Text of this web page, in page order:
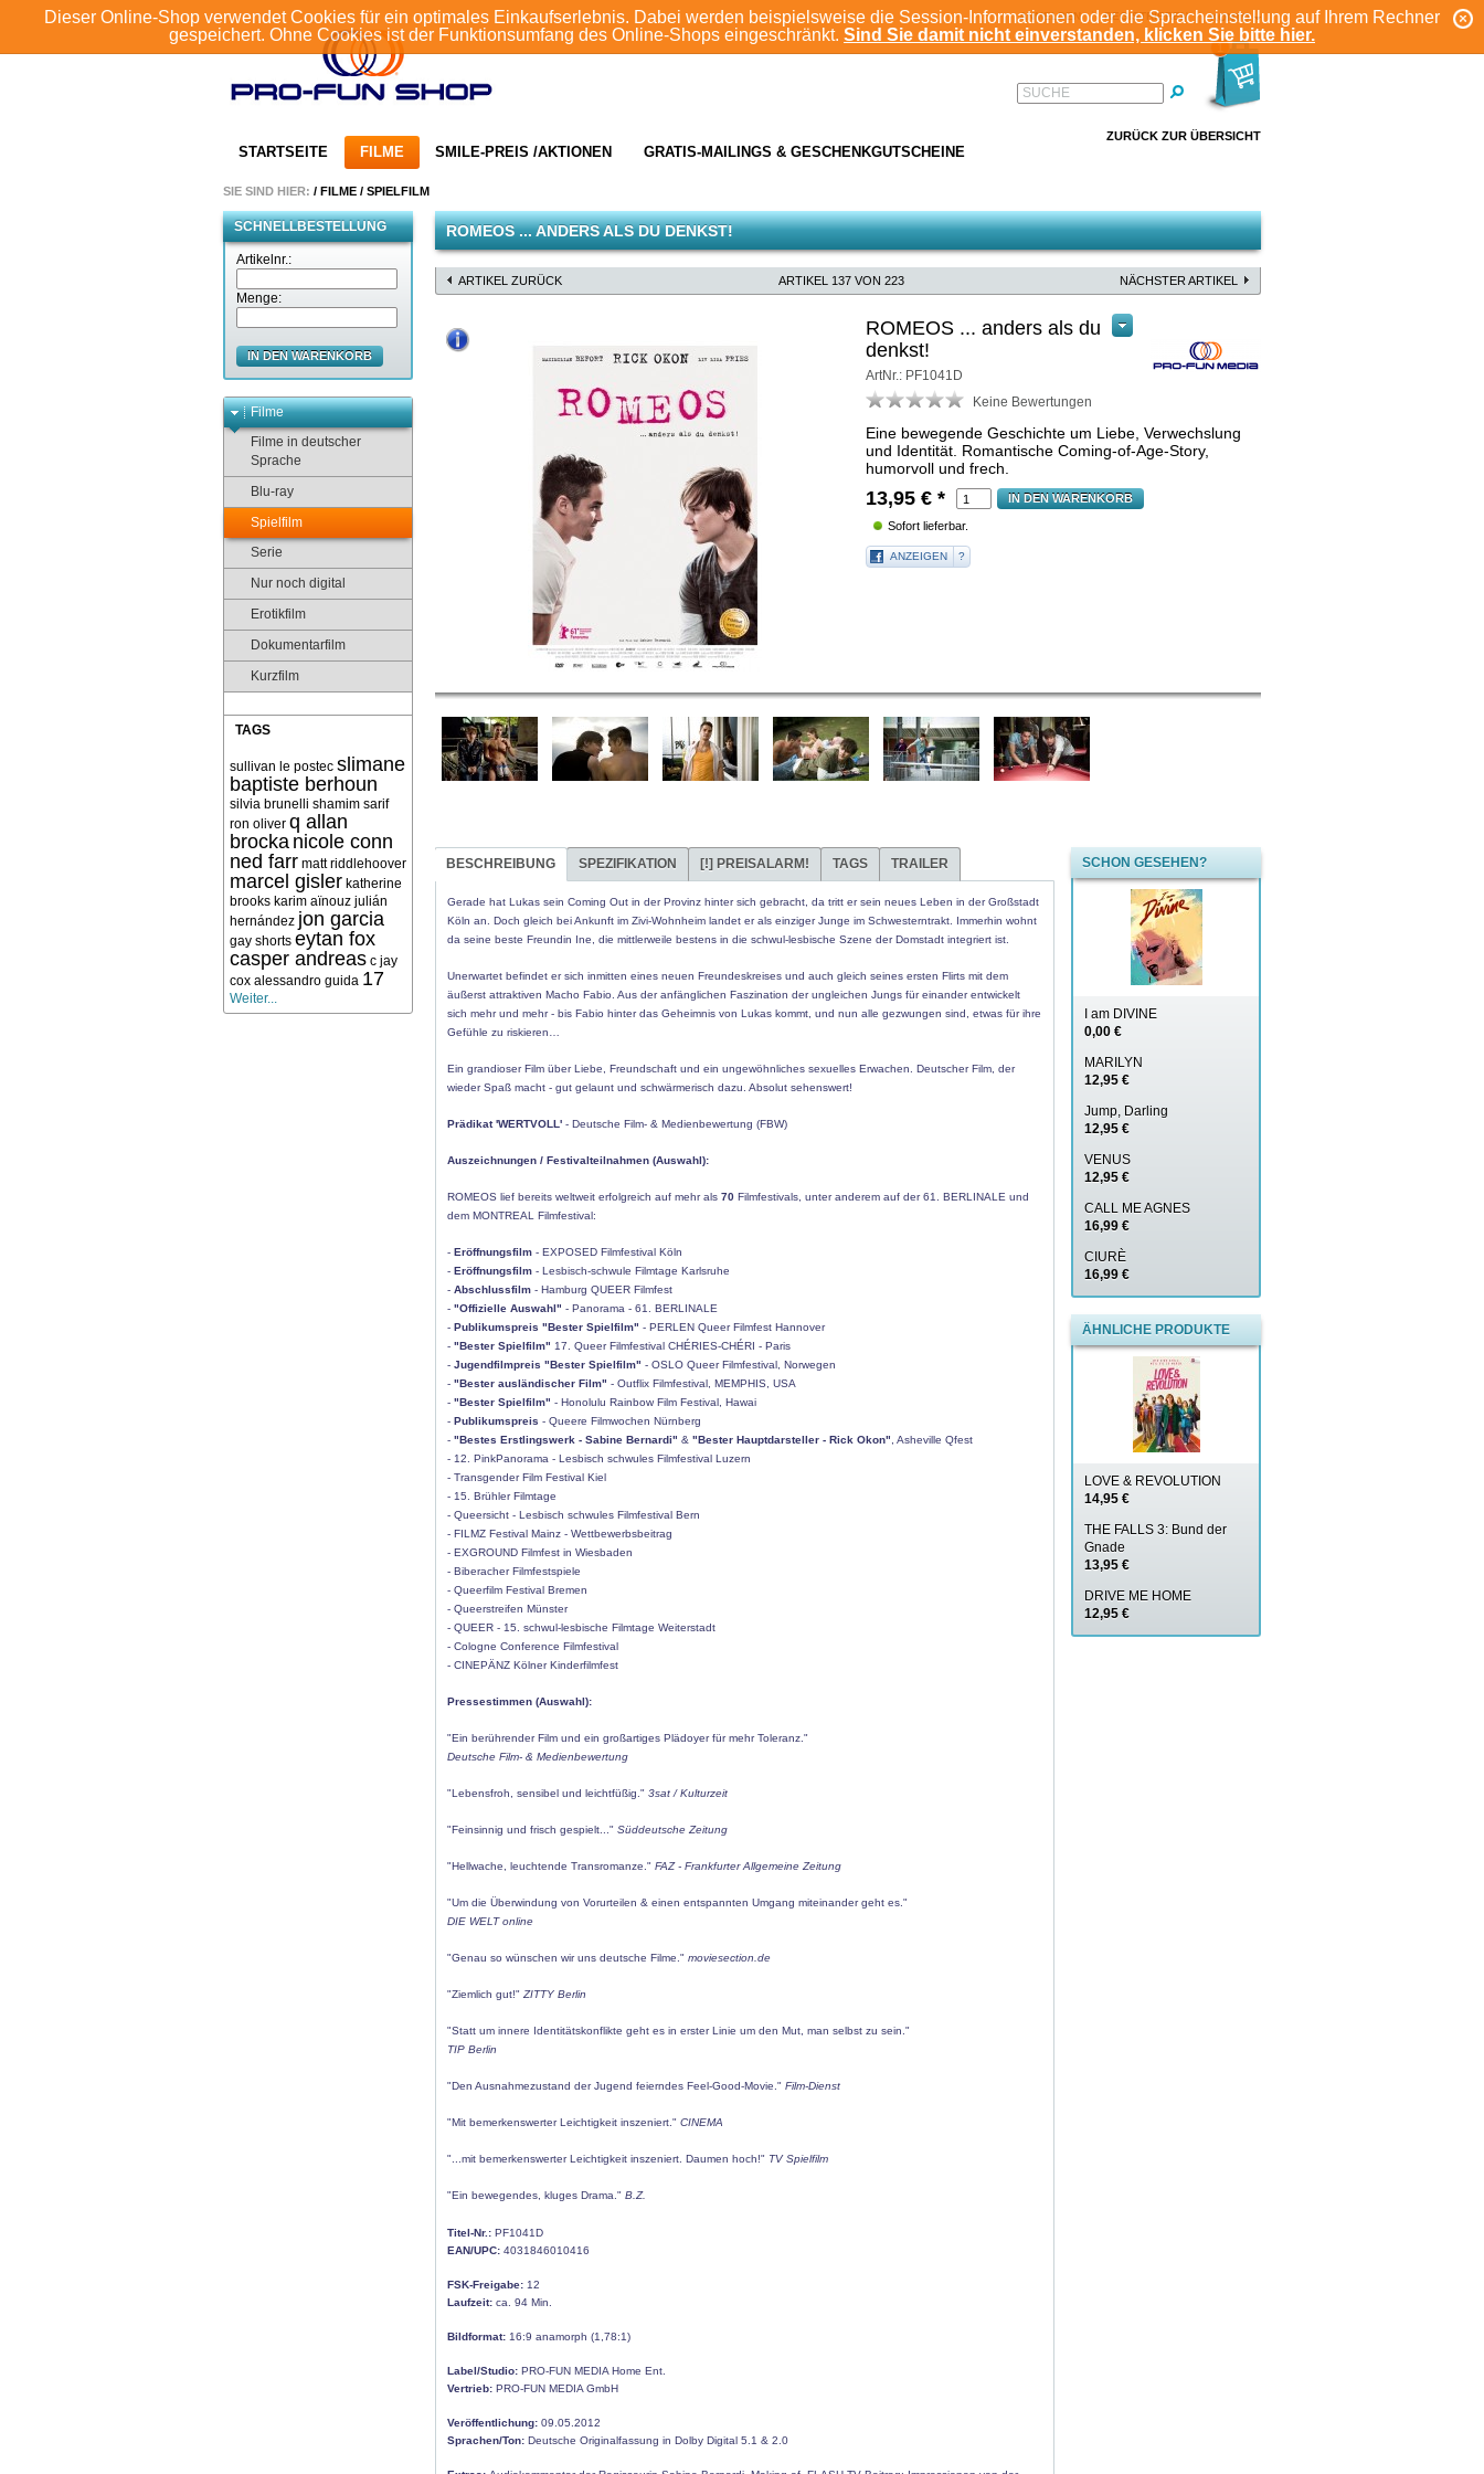
Dieser Online-Shop verwendet Cookies für ein optimales Einkaufserlebnis. Dabei werden beispielsweise die Session-Informationen oder die Spracheinstellung auf Ihrem Rechner
gespeichert. Ohne Cookies ist der Funktionsumfang des Online-Shops eingeschränkt. Sind Sie damit nicht einverstanden, klicken Sie bitte hier.
KONTO
ANMELDEN REGISTRIEREN
STARTSEITE FILME SMILE-PREIS /AKTIONEN GRATIS-MAILINGS & GESCHENKGUTSCHEINE
1
SUCHE
SIE SIND HIER: / FILME / SPIELFILM
SCHNELLBESTELLUNG
Artikelnr.:
Menge:
IN DEN WARENKORB
Filme
Filme in deutscher
Sprache
Blu-ray
Spielfilm
Serie
Nur noch digital
Erotikfilm
Dokumentarfilm
Kurzfilm
TAGS
sullivan le postec slimane
baptiste berhoun
silvia brunelli shamim sarif
ron oliver q allan
brocka nicole conn
ned farr matt riddlehoover
marcel gisler katherine
brooks karim aïnouz julián
hernández jon garcia
gay shorts eytan fox
casper andreas c jay
cox alessandro guida 17
Weiter...
ZURÜCK ZUR ÜBERSICHT
ROMEOS ... ANDERS ALS DU DENKST!
ARTIKEL ZURÜCK ARTIKEL 137 VON 223 NÄCHSTER ARTIKEL
ROMEOS ... anders als du
denkst!
ArtNr.: PF1041D
Keine Bewertungen
Eine bewegende Geschichte um Liebe, Verwechslung
und Identität. Romantische Coming-of-Age-Story,
humorvoll und frech.
13,95 € * IN DEN WARENKORB
Sofort lieferbar.
ANZEIGEN ?
BESCHREIBUNG SPEZIFIKATION [!] PREISALARM! TAGS TRAILER
Gerade hat Lukas sein Coming Out in der Provinz hinter sich gebracht, da tritt er sein neues Leben in der Großstadt
Köln an. Doch gleich bei Ankunft im Zivi-Wohnheim landet er als einziger Junge im Schwesterntrakt. Immerhin wohnt
da seine beste Freundin Ine, die mittlerweile bestens in die schwul-lesbische Szene der Domstadt integriert ist.
Unerwartet befindet er sich inmitten eines neuen Freundeskreises und auch gleich seines ersten Flirts mit dem
äußerst attraktiven Macho Fabio. Aus der anfänglichen Faszination der ungleichen Jungs für einander entwickelt
sich mehr und mehr - bis Fabio hinter das Geheimnis von Lukas kommt, und nun alle gezwungen sind, etwas für ihre
Gefühle zu riskieren…
Ein grandioser Film über Liebe, Freundschaft und ein ungewöhnliches sexuelles Erwachen. Deutscher Film, der
wieder Spaß macht - gut gelaunt und schwärmerisch dazu. Absolut sehenswert!
Prädikat 'WERTVOLL' - Deutsche Film- & Medienbewertung (FBW)
Auszeichnungen / Festivalteilnahmen (Auswahl):
ROMEOS lief bereits weltweit erfolgreich auf mehr als 70 Filmfestivals, unter anderem auf der 61. BERLINALE und
dem MONTREAL Filmfestival:
- Eröffnungsfilm - EXPOSED Filmfestival Köln
- Eröffnungsfilm - Lesbisch-schwule Filmtage Karlsruhe
- Abschlussfilm - Hamburg QUEER Filmfest
- "Offizielle Auswahl" - Panorama - 61. BERLINALE
- Publikumspreis "Bester Spielfilm" - PERLEN Queer Filmfest Hannover
- "Bester Spielfilm" 17. Queer Filmfestival CHÉRIES-CHÉRI - Paris
- Jugendfilmpreis "Bester Spielfilm" - OSLO Queer Filmfestival, Norwegen
- "Bester ausländischer Film" - Outflix Filmfestival, MEMPHIS, USA
- "Bester Spielfilm" - Honolulu Rainbow Film Festival, Hawai
- Publikumspreis - Queere Filmwochen Nürnberg
- "Bestes Erstlingswerk - Sabine Bernardi" & "Bester Hauptdarsteller - Rick Okon" , Asheville Qfest
- 12. PinkPanorama - Lesbisch schwules Filmfestival Luzern
- Transgender Film Festival Kiel
- 15. Brühler Filmtage
- Queersicht - Lesbisch schwules Filmfestival Bern
- FILMZ Festival Mainz - Wettbewerbsbeitrag
- EXGROUND Filmfest in Wiesbaden
- Biberacher Filmfestspiele
- Queerfilm Festival Bremen
- Queerstreifen Münster
- QUEER - 15. schwul-lesbische Filmtage Weiterstadt
- Cologne Conference Filmfestival
- CINEPÄNZ Kölner Kinderfilmfest
Pressestimmen (Auswahl):
"Ein berührender Film und ein großartiges Plädoyer für mehr Toleranz."
Deutsche Film- & Medienbewertung
"Lebensfroh, sensibel und leichtfüßig." 3sat / Kulturzeit
"Feinsinnig und frisch gespielt..." Süddeutsche Zeitung
"Hellwache, leuchtende Transromanze." FAZ - Frankfurter Allgemeine Zeitung
"Um die Überwindung von Vorurteilen & einen entspannten Umgang miteinander geht es."
DIE WELT online
"Genau so wünschen wir uns deutsche Filme." moviesection.de
"Ziemlich gut!" ZITTY Berlin
"Statt um innere Identitätskonflikte geht es in erster Linie um den Mut, man selbst zu sein."
TIP Berlin
"Den Ausnahmezustand der Jugend feierndes Feel-Good-Movie." Film-Dienst
"Mit bemerkenswerter Leichtigkeit inszeniert." CINEMA
"...mit bemerkenswerter Leichtigkeit inszeniert. Daumen hoch!" TV Spielfilm
"Ein bewegendes, kluges Drama." B.Z.
Titel-Nr.: PF1041D
EAN/UPC: 4031846010416
FSK-Freigabe: 12
Laufzeit: ca. 94 Min.
Bildformat: 16:9 anamorph (1,78:1)
Label/Studio: PRO-FUN MEDIA Home Ent.
Vertrieb: PRO-FUN MEDIA GmbH
Veröffentlichung: 09.05.2012
Sprachen/Ton: Deutsche Originalfassung in Dolby Digital 5.1 & 2.0
SCHON GESEHEN?
I am DIVINE
0,00 €
MARILYN
12,95 €
Jump, Darling
12,95 €
VENUS
12,95 €
CALL ME AGNES
16,99 €
CIURÈ
16,99 €
ÄHNLICHE PRODUKTE
LOVE & REVOLUTION
14,95 €
THE FALLS 3: Bund der
Gnade
13,95 €
DRIVE ME HOME
12,95 €